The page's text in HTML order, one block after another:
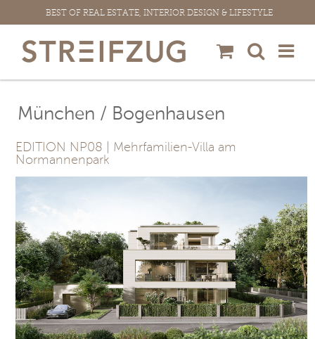
Inhalt
springen
BEST OF REAL ESTATE, INTERIOR DESIGN & LIFESTYLE
München / Bogenhausen
EDITION NP08 | Mehrfamilien-Villa am
Normannenpark